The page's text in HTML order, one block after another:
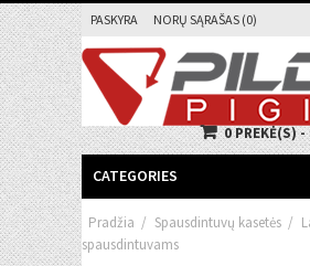
PASKYRA NORŲ SĄRAŠAS (0)
0 PREKĖ(S)
CATEGORIES
Pradžia / Spausdintuvų kasetės /
spausdintuvams